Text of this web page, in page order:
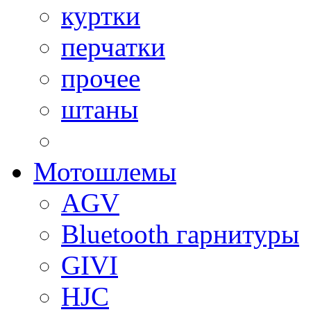
куртки
перчатки
прочее
штаны
Мотошлемы
AGV
Bluetooth гарнитуры
GIVI
HJC